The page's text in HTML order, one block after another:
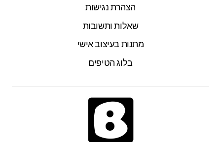
הצהרת נגישות
שאלות ותשובות
מתנות בעיצוב אישי
בלוג הטיפים